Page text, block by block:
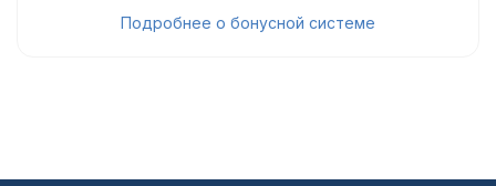
Подробнее о бонусной системе